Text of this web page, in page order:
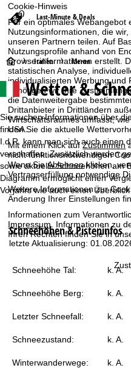
Cookie-Hinweis
Für ein optimales Webangebot
Nutzungsinformationen, die
unseren Partnern teilen. Auf
Nutzungsprofile anhand von
Browserinformationen erstellt.
statistischen Analyse,
individualisierten Werbung und
benötigen wir Ihre
die Datenweitergabe
Drittanbieter in Drittländern
Wirtschaftsraumes umfasst,
USA.
Mit einem Klick aufZustimmen
nicht funktionsnotwendigen
Wenn SieAblehnenklicken,
Vertragserfüllung notwendige
Weitere Informationen zur
Änderung Ihrer Einstellungen
Informationen zum
Impressum. Informationen zu
Ihren Rechten finden Sie in
Last-Minute & Deals
S
t
a
r
t
s
e
i
Italien Meran
Wetter &
Sie suchen Informationen über
finden Sie die aktuelle
I.d.R. kann man sich auch einen
verschaffen. Zusätzlich werden
sowie aktuelle Schneehöhen am
Diagramm ermöglicht einen
Vorjahrs wie auch einen
Schneehöhen & Pisteninfos
letzte Aktualisierung:
Schneehöhe Tal: k. A.
Schneehöhe Berg: k. A.
Letzter Schneefall: k. A.
Schneezustand: k. A.
Winterwanderwege: k. A.